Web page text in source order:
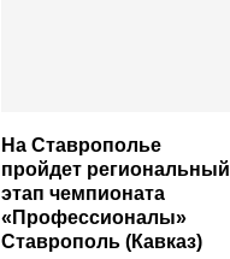
На Ставрополье
пройдет региональный
этап чемпионата
«Профессионалы»
Ставрополь (Кавказ)